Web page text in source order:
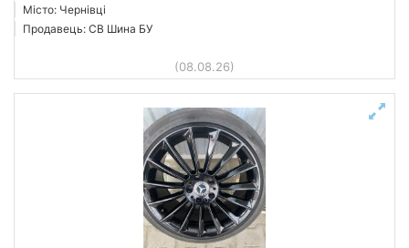
Місто: Чернівці
Продавець: СВ Шина БУ
(08.08.26)